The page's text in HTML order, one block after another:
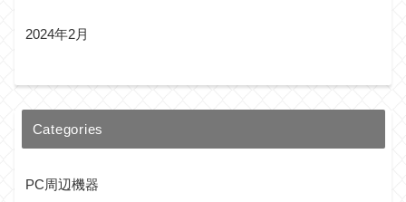
2024年2月
Categories
PC周辺機器